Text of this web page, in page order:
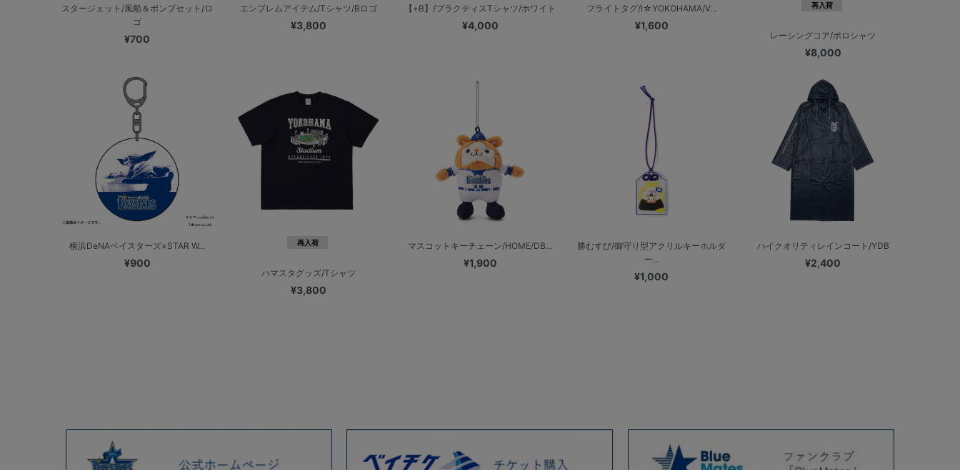
スタージェット/風船＆ポンプセット/ロ
ゴ
¥700
エンブレムアイテム/Tシャツ/Bロゴ
¥3,800
【+B】/プラクティスTシャツ/ホワイト
¥4,000
フライトタグ/I☆YOKOHAMA/V...
¥1,600
再入荷
レーシングコア/ポロシャツ
¥8,000
横浜DeNAベイスターズ×STAR W...
¥900
再入荷
ハマスタグッズ/Tシャツ
¥3,800
マスコットキーチェーン/HOME/DB...
¥1,900
勝むすび/御守り型アクリルキーホルダ
ー...
¥1,000
ハイクオリティレインコート/YDB
¥2,400